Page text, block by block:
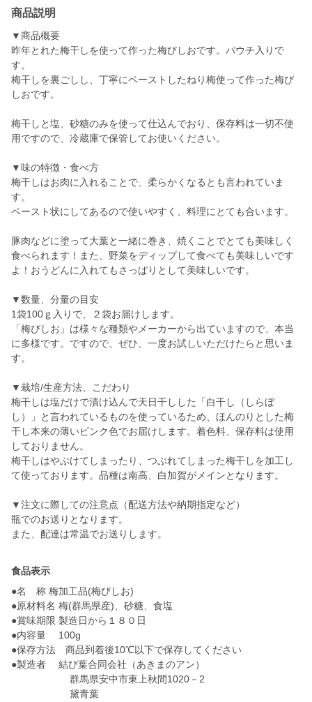
商品説明
▼商品概要
昨年とれた梅干しを使って作った梅びしおです。パウチ入りで
す。
梅干しを裏ごしし、丁寧にペーストしたねり梅使って作った梅び
しおです。
梅干しと塩、砂糖のみを使って仕込んでおり、保存料は一切不使
用ですので、冷蔵庫で保管してお使いください。
▼味の特徴・食べ方
梅干しはお肉に入れることで、柔らかくなるとも言われていま
す。
ペースト状にしてあるので使いやすく、料理にとても合います。
豚肉などに塗って大葉と一緒に巻き、焼くことでとても美味しく
食べられます！また、野菜をディップして食べても美味しいです
よ！おうどんに入れてもさっぱりとして美味しいです。
▼数量、分量の目安
1袋100ｇ入りで、２袋お届けします。
「梅びしお」は様々な種類やメーカーから出ていますので、本当
に多様です。ですので、ぜひ、一度お試しいただけたらと思いま
す。
▼栽培/生産方法、こだわり
梅干しは塩だけで漬け込んで天日干しした「白干し（しらぼ
し）」と言われているものを使っているため、ほんのりとした梅
干し本来の薄いピンク色でお届けします。着色料、保存料は使用
しておりません。
梅干しはやぶけてしまったり、つぶれてしまった梅干しを加工し
て使っております。品種は南高、白加賀がメインとなります。
▼注文に際しての注意点（配送方法や納期指定など）
瓶でのお送りとなります。
また、配達は常温でお送りします。
食品表示
●名 称 梅加工品(梅びしお)
●原材料名 梅(群馬県産)、砂糖、食塩
●賞味期限 製造日から１８０日
●内容量 100g
●保存方法 商品到着後10℃以下で保存してください
●製造者 結び葉合同会社（あきまのアン）
群馬県安中市東上秋間1020－2
黛青葉